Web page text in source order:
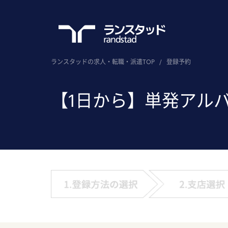
ランスタッドの求人・転職・派遣TOP / 登録予約
【1日から】単発アル